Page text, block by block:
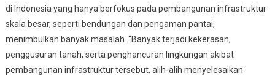
di Indonesia yang hanya berfokus pada pembangunan infrastruktur
skala besar, seperti bendungan dan pengaman pantai,
menimbulkan banyak masalah. “Banyak terjadi kekerasan,
penggusuran tanah, serta penghancuran lingkungan akibat
pembangunan infrastruktur tersebut, alih-alih menyelesaikan